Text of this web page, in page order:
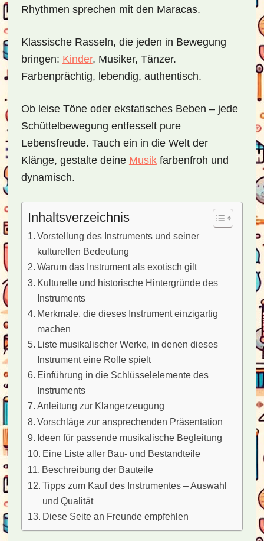
Rhythmen sprechen mit den Maracas.
Klassische Rasseln, die jeden in Bewegung
bringen: Kinder, Musiker, Tänzer.
Farbenprächtig, lebendig, authentisch.
Ob leise Töne oder ekstatisches Beben – jede
Schüttelbewegung entfesselt pure
Lebensfreude. Tauch ein in die Welt der
Klänge, gestalte deine Musikfarbenfroh und
dynamisch.
Inhaltsverzeichnis
Vorstellung des Instruments und seiner
kulturellen Bedeutung
Warum das Instrument als exotisch gilt
Kulturelle und historische Hintergründe des
Instruments
Merkmale, die dieses Instrument einzigartig
machen
Liste musikalischer Werke, in denen dieses
Instrument eine Rolle spielt
Einführung in die Schlüsselelemente des
Instruments
Anleitung zur Klangerzeugung
Vorschläge zur ansprechenden Präsentation
Ideen für passende musikalische Begleitung
Eine Liste aller Bau- und Bestandteile
Beschreibung der Bauteile
Tipps zum Kauf des Instrumentes – Auswahl
und Qualität
Diese Seite an Freunde empfehlen